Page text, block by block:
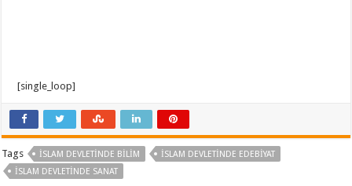
[single_loop]
Tags İSLAM DEVLETINDE BILIM
İSLAM DEVLETINDE EDEBIYAT
İSLAM DEVLETINDE SANAT